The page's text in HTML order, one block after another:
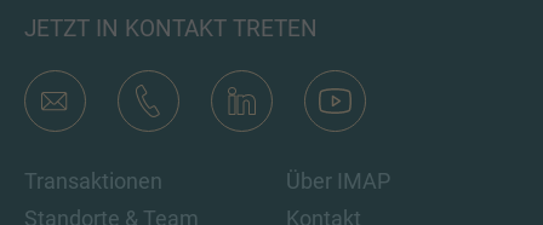
JETZT IN KONTAKT TRETEN
Transaktionen
Standorte & Team
Über IMAP
Kontakt